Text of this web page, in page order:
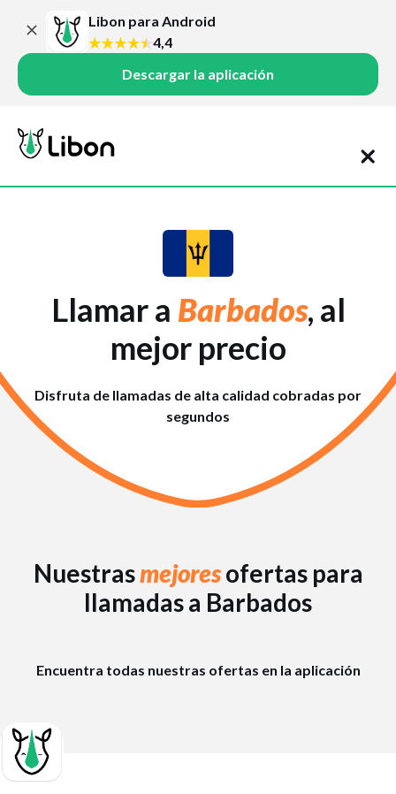
Libon para Android
4,4
Descargar la aplicación
Llamar a Barbados, al
mejor precio
Disfruta de llamadas de alta calidad cobradas por
segundos
Nuestrasmejoresofertas para
llamadas a Barbados
Encuentra todas nuestras ofertas en la aplicación